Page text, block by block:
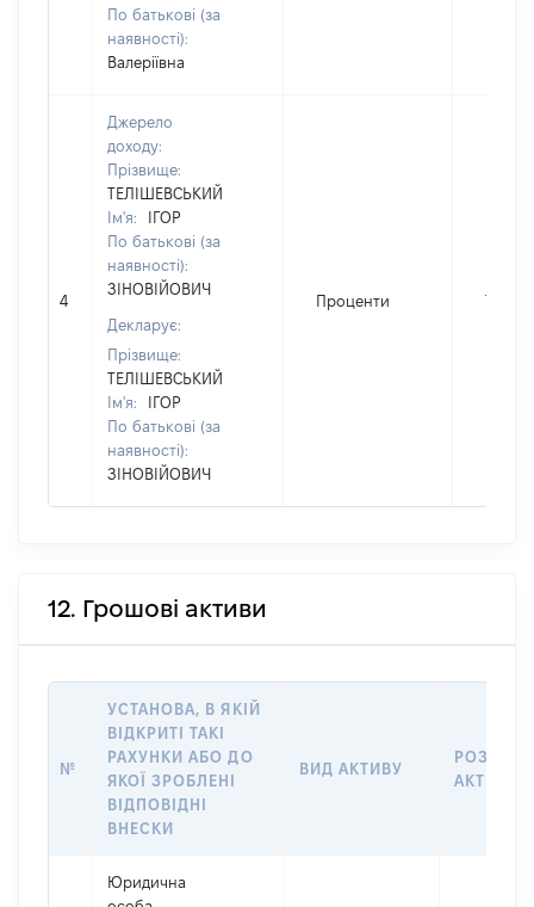
По батькові (за
наявності):
Валеріївна
4
Джерело
доходу:
Прізвище:
ТЕЛІШЕВСЬКИЙ
Ім'я:
ІГОР
По батькові (за
наявності):
ЗІНОВІЙОВИЧ
Декларує:
Прізвище:
ТЕЛІШЕВСЬКИЙ
Ім'я:
ІГОР
По батькові (за
наявності):
ЗІНОВІЙОВИЧ
Проценти 7438
12. Грошові активи
№
УСТАНОВА, В ЯКІЙ
ВІДКРИТІ ТАКІ
РАХУНКИ АБО ДО
ЯКОЇ ЗРОБЛЕНІ
ВІДПОВІДНІ
ВНЕСКИ
ВИД АКТИВУ
РОЗМІР
АКТИВУ
Юридична